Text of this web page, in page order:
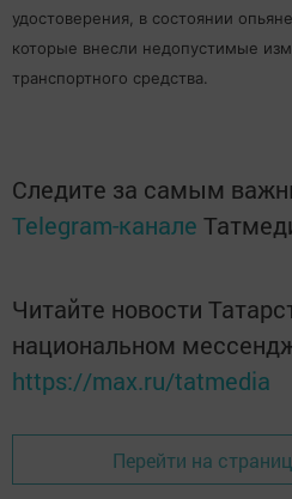
удостоверения, в состоянии
которые внесли недопустимые
транспортного средства.
Следите за самым
Telegram-канале
Читайте новости
национальном
https://max.ru/tatmedia
Перейти на